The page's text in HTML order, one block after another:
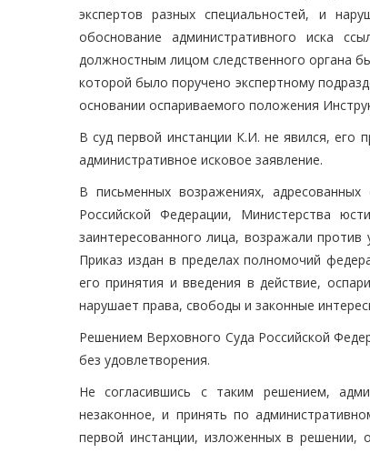
экспертов разных специальностей, и
обоснование административного иска
должностным лицом следственного органа
которой было поручено экспертному
основании оспариваемого положения
В суд первой инстанции К.И. не явился, его
административное исковое заявление.
В письменных возражениях,
Российской Федерации, Министерства
заинтересованного лица, возражали
Приказ издан в пределах полномочий
его принятия и введения в действие,
нарушает права, свободы и законные
Решением Верховного Суда Российской
без удовлетворения.
Не согласившись с таким решением,
незаконное, и принять по
первой инстанции, изложенных в решении,